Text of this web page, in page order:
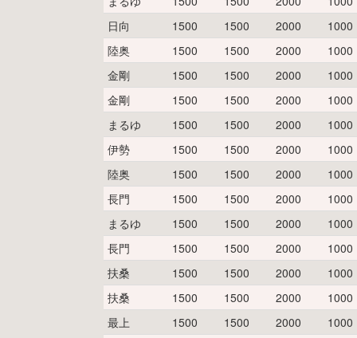
日向
1500 1500 2000
1000
陸奥
1500 1500 2000
1000
金剛
1500 1500 2000
1000
金剛
1500 1500 2000
1000
まるゆ
1500 1500 2000
1000
伊勢
1500 1500 2000
1000
陸奥
1500 1500 2000
1000
長門
1500 1500 2000
1000
まるゆ
1500 1500 2000
1000
長門
1500 1500 2000
1000
扶桑
1500 1500 2000
1000
扶桑
1500 1500 2000
1000
最上
1500 1500 2000
1000